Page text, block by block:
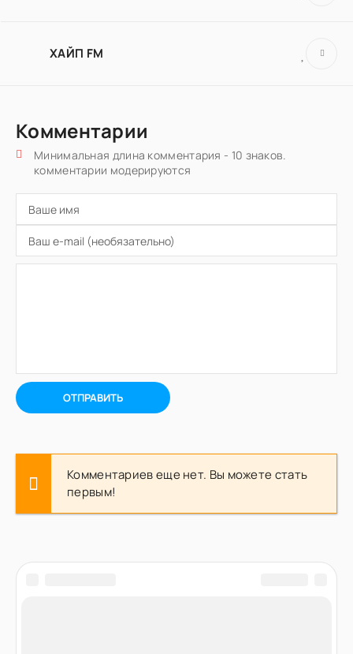
ХАЙП FM
Комментарии
Минимальная длина комментария - 10 знаков.
комментарии модерируются
ОТПРАВИТЬ
Комментариев еще нет. Вы можете стать
первым!